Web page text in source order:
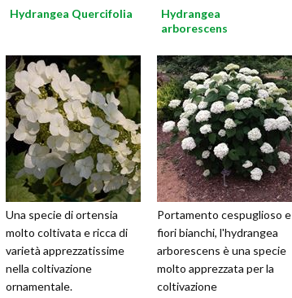
Hydrangea Quercifolia
Una specie di ortensia
molto coltivata e ricca di
varietà apprezzatissime
nella coltivazione
ornamentale.
Hydrangea
arborescens
Portamento cespuglioso e
fiori bianchi, l'hydrangea
arborescens è una specie
molto apprezzata per la
coltivazione